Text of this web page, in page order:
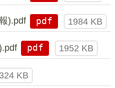
).pdf pdf 1984 KB
pdf 1952 KB
324 KB